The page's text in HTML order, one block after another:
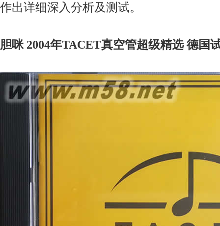
作出详细深入分析及测试。
胆咪 2004年TACET真空管超级精选 德国